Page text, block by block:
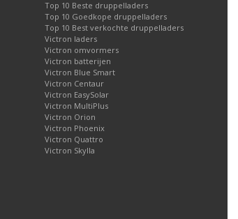
Top 10 Beste druppelladers
Top 10 Goedkope druppelladers
Top 10 Best verkochte druppelladers
Victron laders
Victron omvormers
Victron batterijen
Victron Blue Smart
Victron Centaur
Victron EasySolar
Victron MultiPlus
Victron Orion
Victron Phoenix
Victron Quattro
Victron Skylla